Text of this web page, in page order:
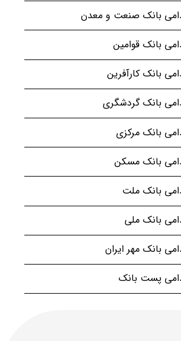
بانک صنعت و معدن
بانک قوامین
بانک کارآفرین
بانک گردشگری
بانک مرکزی
بانک مسکن
بانک ملت
بانک ملی
بانک مهر ایران
پست بانک